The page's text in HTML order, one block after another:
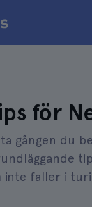
för
gången du
inte faller i